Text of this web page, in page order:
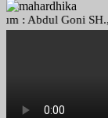
Abdul Goni SH.,